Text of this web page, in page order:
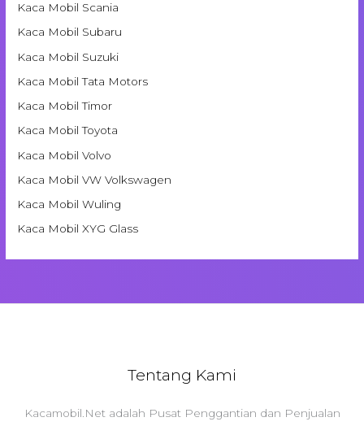
Kaca Mobil Scania
Kaca Mobil Subaru
Kaca Mobil Suzuki
Kaca Mobil Tata Motors
Kaca Mobil Timor
Kaca Mobil Toyota
Kaca Mobil Volvo
Kaca Mobil VW Volkswagen
Kaca Mobil Wuling
Kaca Mobil XYG Glass
Tentang Kami
Kacamobil.Net adalah Pusat Penggantian dan Penjualan